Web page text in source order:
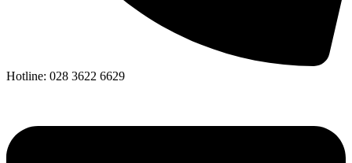
Hotline: 028 3622 6629